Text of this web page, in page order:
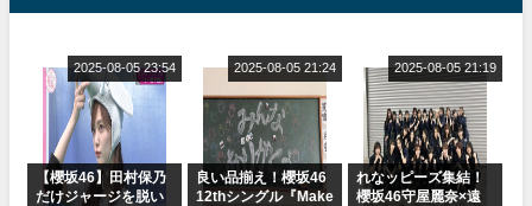
【櫻坂46】田村保乃
だけジャージを脱い
2025-08-05 23:54
良い品揃え！櫻坂46
12thシングル『Make
2025-08-05 21:24
れなッピーズ集結！
櫻坂46守屋麗奈×遠
2025-08-05 21:19